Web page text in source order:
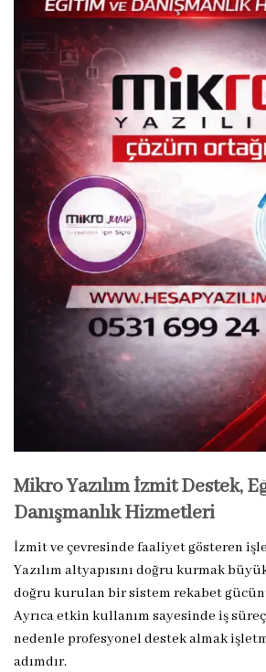
Mikro Yazılım İzmit Destek,
Danışmanlık Hizmetleri
İzmit ve çevresinde faaliyet gösteren
Yazılım altyapısını doğru kurmak
doğru kurulan bir sistem rekabet
Ayrıca etkin kullanım sayesinde iş
nedenle profesyonel destek almak
adımdır.